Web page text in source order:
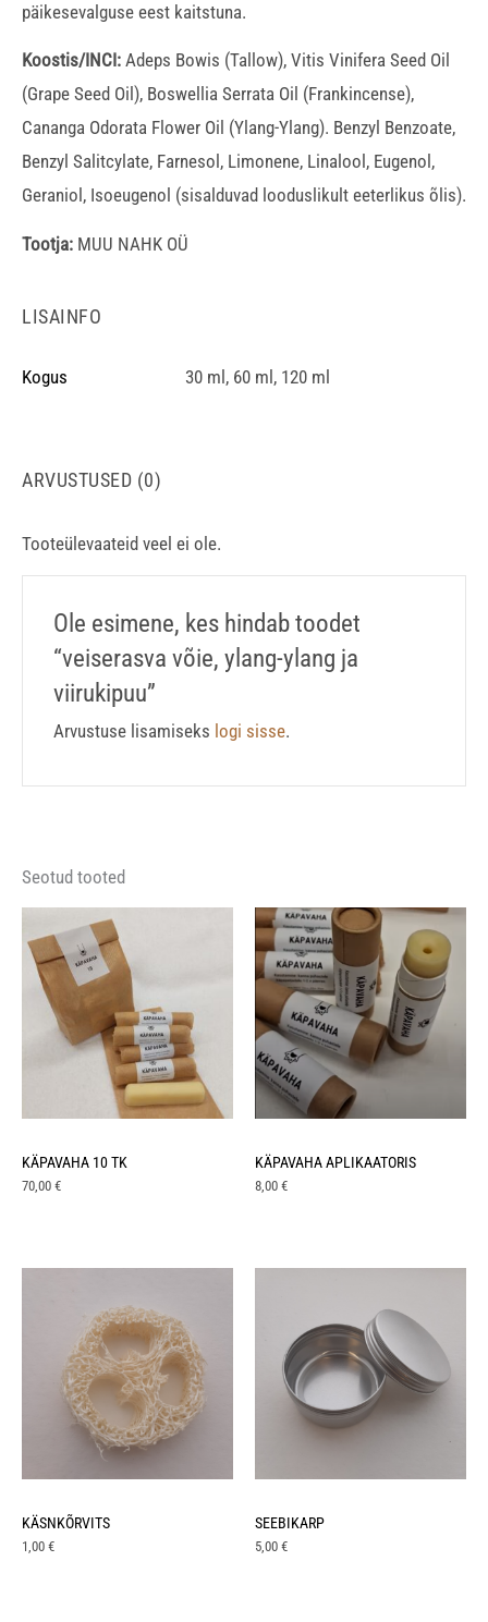
päikesevalguse eest kaitstuna.
Koostis/INCI: Adeps Bowis (Tallow), Vitis Vinifera Seed Oil
(Grape Seed Oil), Boswellia Serrata Oil (Frankincense),
Cananga Odorata Flower Oil (Ylang-Ylang). Benzyl Benzoate,
Benzyl Salitcylate, Farnesol, Limonene, Linalool, Eugenol,
Geraniol, Isoeugenol (sisalduvad looduslikult eeterlikus õlis).
Tootja: MUU NAHK OÜ
LISAINFO
Kogus 30 ml, 60 ml, 120 ml
ARVUSTUSED (0)
Tooteülevaateid veel ei ole.
Ole esimene, kes hindab toodet
“veiserasva võie, ylang-ylang ja
viirukipuu”
Arvustuse lisamiseks logi sisse.
Seotud tooted
KÄPAVAHA 10 TK
70,00 €
KÄPAVAHA APLIKAATORIS
8,00 €
KÄSNKÕRVITS
1,00 €
SEEBIKARP
5,00 €